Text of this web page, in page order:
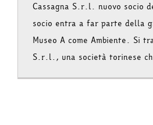
Cassagna S.r.l. nuovo socio
socio entra a far parte della
Museo A come Ambiente. Si
S.r.l., una società torinese